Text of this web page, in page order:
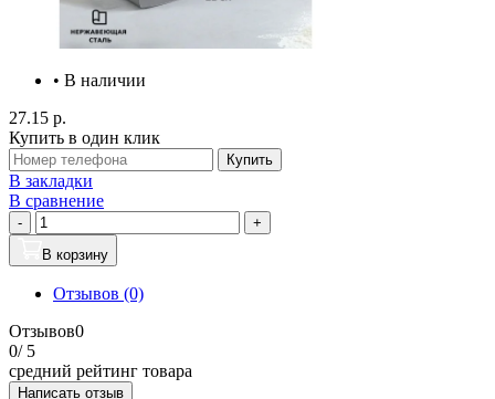
• В наличии
27.15 р.
Купить в один клик
Купить
В закладки
В сравнение
-
+
В корзину
Отзывов (0)
Отзывов0
0/ 5
средний рейтинг товара
Написать отзыв